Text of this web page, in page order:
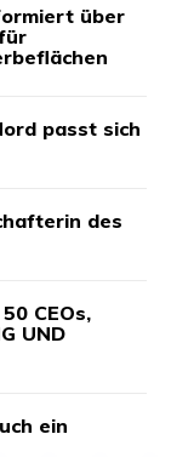
über
passt sich
des
CEOs,
UND
ein